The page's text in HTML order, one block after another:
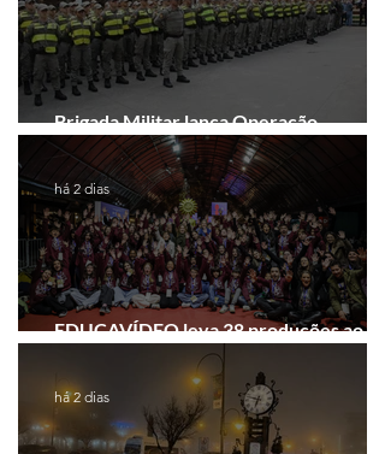
Brigada Militar lança Operação
Convergência na Região das Hortênsias
EDUCAVÍDEO leva 38 produções ao
Festival de Cinema de Gramado
há 2 dias
há 2 dias